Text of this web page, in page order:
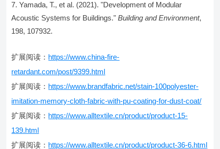
Yamada, T., et al. (2021). "Development of Modular
Acoustic Systems for Buildings."Building and Environment,
198, 107932.
扩展阅读： https://www.china-fire-
retardant.com/post/9399.html
扩展阅读： https://www.brandfabric.net/stain-100polyester-
imitation-memory-cloth-fabric-with-pu-coating-for-dust-coat/
扩展阅读： https://www.alltextile.cn/product/product-15-
139.html
扩展阅读： https://www.alltextile.cn/product/product-36-6.html